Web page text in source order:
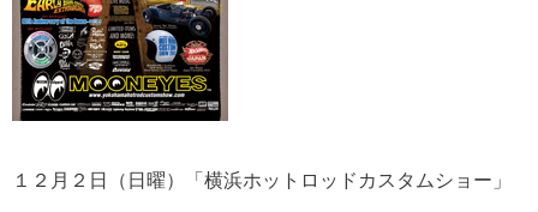
１２月２日（日曜）「横浜ホットロッドカスタムショー」